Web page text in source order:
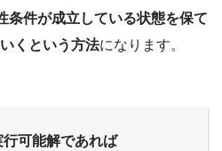
条件が成立している状態を保て
くという方法になります。
可能解であれば